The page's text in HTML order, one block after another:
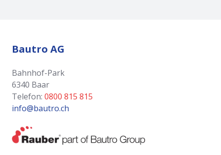
Bautro AG
Bahnhof-Park
6340 Baar
Telefon: 0800 815 815
info@bautro.ch